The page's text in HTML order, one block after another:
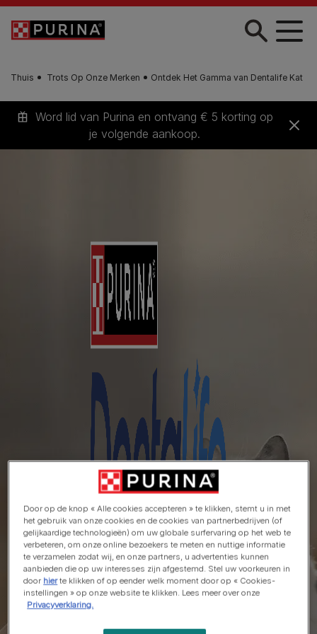
Skip to main content
Thuis Trots Op Onze Merken Ontdek Het Gamma van Dentalife Kat
Word lid van Purina en ontvang € 5 korting op
je volgende aankoop.
Door op de knop « Alle cookies accepteren » te klikken, stemt u in met
het gebruik van onze cookies en de cookies van partnerbedrijven (of
gelijkaardige technologieën) om uw globale surfervaring op het web te
verbeteren, om onze online bezoekers te meten en nuttige informatie
te verzamelen zodat wij, en onze partners, u advertenties kunnen
aanbieden die op uw interesses zijn afgestemd. Stel uw voorkeuren in
door hierte klikken of op eender welk moment door op « Cookies-
instellingen » op onze website te klikken. Lees meer over onze
Privacyverklaring.